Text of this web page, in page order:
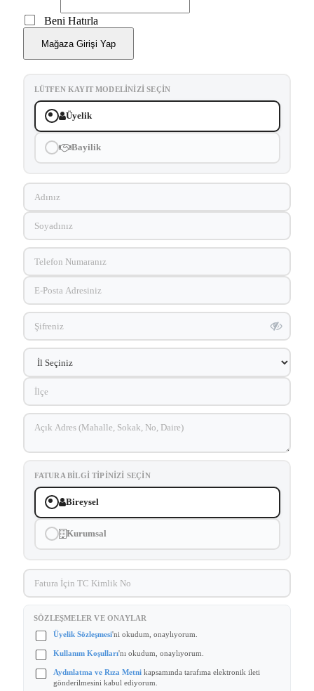
Beni Hatırla
Mağaza Girişi Yap
LÜTFEN KAYIT MODELINIZI SEÇIN
Üyelik
Bayilik
FATURA BILGI TIPINIZI SEÇIN
Bireysel
Kurumsal
SÖZLEŞMELER VE ONAYLAR
Üyelik Sözleşmesi'ni okudum, onaylıyorum.
Kullanım Koşulları'nı okudum, onaylıyorum.
Aydınlatma ve Rıza Metni kapsamında tarafıma elektronik ileti
gönderilmesini kabul ediyorum.